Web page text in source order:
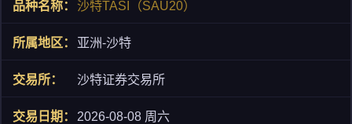
沙特TASI（SAU20）
亚洲-沙特
沙特证券交易所
2026-08-08 周六